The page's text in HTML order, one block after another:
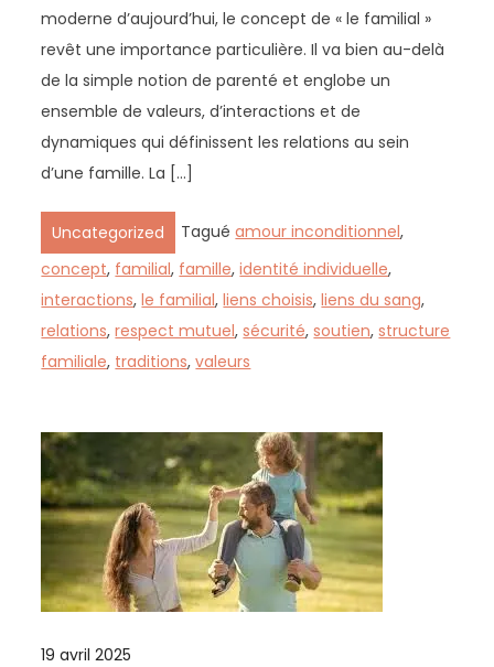
moderne d’aujourd’hui, le concept de « le familial »
revêt une importance particulière. Il va bien au-delà
de la simple notion de parenté et englobe un
ensemble de valeurs, d’interactions et de
dynamiques qui définissent les relations au sein
d’une famille. La […]
Uncategorized Taguéamour inconditionnel,
concept, familial, famille,identité individuelle,
interactions,le familial,liens choisis,liens du sang,
relations,respect mutuel,sécurité,soutien,structure
familiale, traditions,valeurs
19 avril 2025